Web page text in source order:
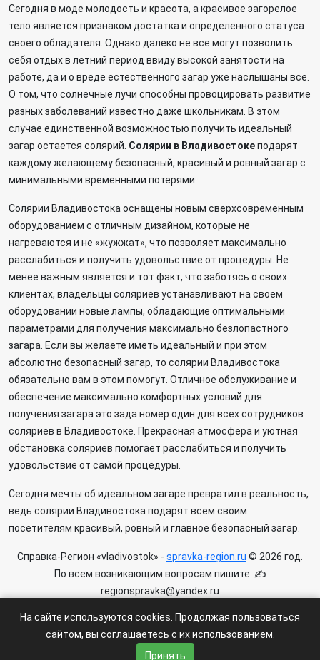
Сегодня в моде молодость и красота, а красивое загорелое
тело является признаком достатка и определенного статуса
своего обладателя. Однако далеко не все могут позволить
себя отдых в летний период ввиду высокой занятости на
работе, да и о вреде естественного загар уже наслышаны все.
О том, что солнечные лучи способны провоцировать развитие
разных заболеваний известно даже школьникам. В этом
случае единственной возможностью получить идеальный
загар остается солярий. Солярии в Владивостокеподарят
каждому желающему безопасный, красивый и ровный загар с
минимальными временными потерями.
Солярии Владивостока оснащены новым сверхсовременным
оборудованием с отличным дизайном, которые не
нагреваются и не «жужжат», что позволяет максимально
расслабиться и получить удовольствие от процедуры. Не
менее важным является и тот факт, что заботясь о своих
клиентах, владельцы соляриев устанавливают на своем
оборудовании новые лампы, обладающие оптимальными
параметрами для получения максимально безлопастного
загара. Если вы желаете иметь идеальный и при этом
абсолютно безопасный загар, то солярии Владивостока
обязательно вам в этом помогут. Отличное обслуживание и
обеспечение максимально комфортных условий для
получения загара это зада номер один для всех сотрудников
соляриев в Владивостоке. Прекрасная атмосфера и уютная
обстановка соляриев помогает расслабиться и получить
удовольствие от самой процедуры.
Сегодня мечты об идеальном загаре превратил в реальность,
ведь солярии Владивостока подарят всем своим
посетителям красивый, ровный и главное безопасный загар.
Справка-Регион «vladivostok» - spravka-region.ru © 2026 год.
По всем возникающим вопросам пишите: ✍
regionspravka@yandex.ru
ограничения 6+.
Пользовательское соглашение|Политика конфиденциальности
На сайте используются cookies. Продолжая пользоваться
сайтом, вы соглашаетесь с их использованием.
Принять